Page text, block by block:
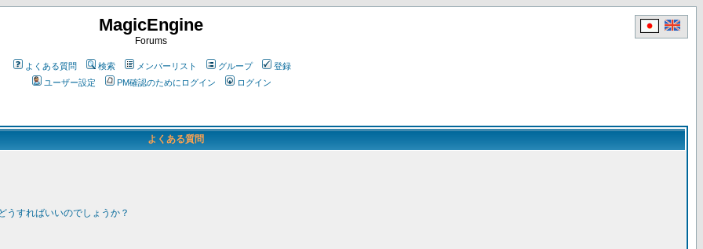
MagicEngine
Forums
よくある質問 検索 メンバーリスト グループ
登録
ユーザー設定
PM確認のためにログイン ログイン
よくある質問
うすればいいのでしょうか？